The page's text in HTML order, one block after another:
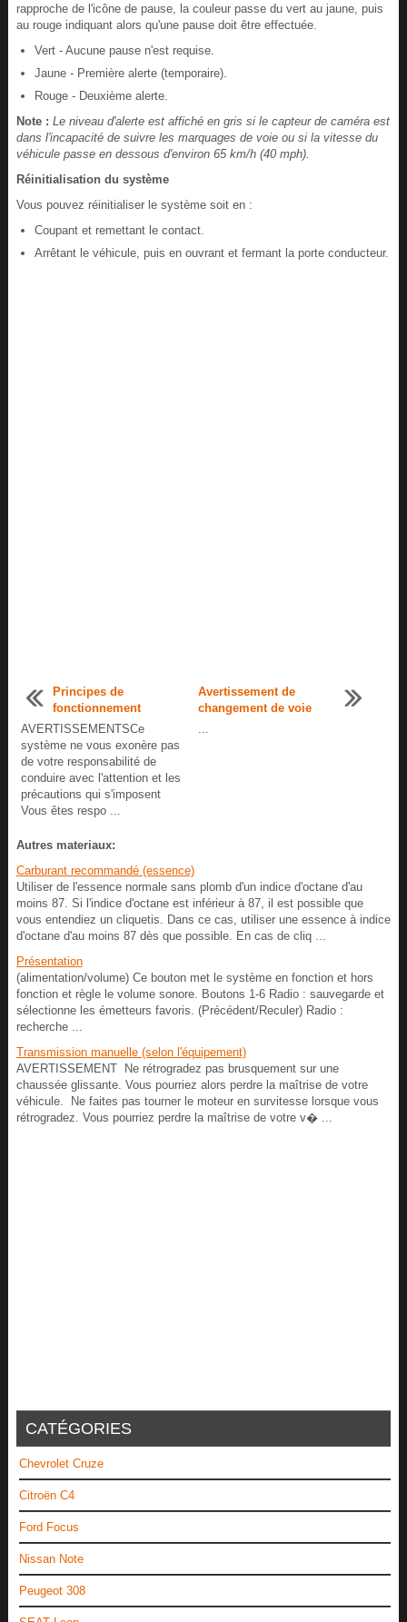
rapproche de l'icône de pause, la couleur passe du vert au jaune, puis
au rouge indiquant alors qu'une pause doit être effectuée.
Vert - Aucune pause n'est requise.
Jaune - Première alerte (temporaire).
Rouge - Deuxième alerte.
Note : Le niveau d'alerte est affiché en gris si le capteur de caméra est
dans l'incapacité de suivre les marquages de voie ou si la vitesse du
véhicule passe en dessous d'environ 65 km/h (40 mph).
Réinitialisation du système
Vous pouvez réinitialiser le système soit en :
Coupant et remettant le contact.
Arrêtant le véhicule, puis en ouvrant et fermant la porte conducteur.
Principes de
fonctionnement
AVERTISSEMENTSCe
système ne vous exonère pas
de votre responsabilité de
conduire avec l'attention et les
précautions qui s'imposent
Vous êtes respo ...
Avertissement de
changement de voie
Autres materiaux:
Carburant recommandé (essence)
Utiliser de l'essence normale sans plomb d'un indice d'octane d'au
moins 87. Si l'indice d'octane est inférieur à 87, il est possible que
vous entendiez un cliquetis. Dans ce cas, utiliser une essence à indice
d'octane d'au moins 87 dès que possible. En cas de cliq ...
Présentation
(alimentation/volume) Ce bouton met le système en fonction et hors
fonction et règle le volume sonore. Boutons 1-6 Radio : sauvegarde et
sélectionne les émetteurs favoris. (Précédent/Reculer) Radio :
recherche ...
Transmission manuelle (selon l'équipement)
AVERTISSEMENT Ne rétrogradez pas brusquement sur une
chaussée glissante. Vous pourriez alors perdre la maîtrise de votre
véhicule. Ne faites pas tourner le moteur en survitesse lorsque vous
rétrogradez. Vous pourriez perdre la maîtrise de votre v� ...
CATÉGORIES
Chevrolet Cruze
Citroën C4
Ford Focus
Nissan Note
Peugeot 308